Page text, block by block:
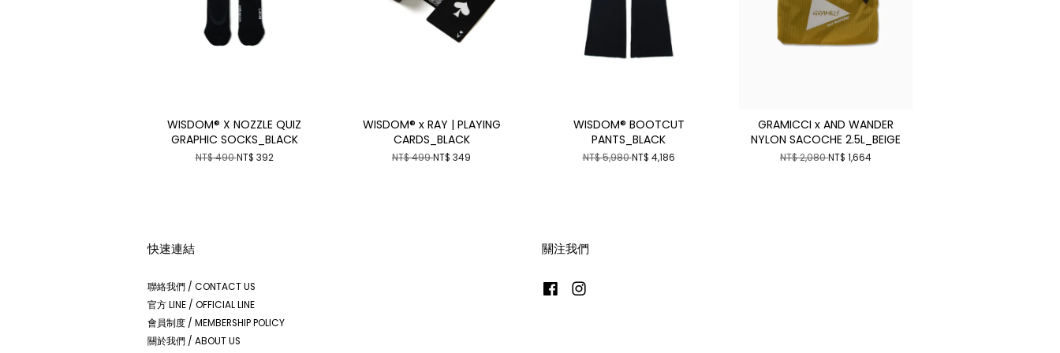
WISDOM® X NOZZLE QUIZ
GRAPHIC SOCKS_BLACK
NT$ 490NT$ 392
WISDOM® x RAY | PLAYING
CARDS_BLACK
NT$ 499NT$ 349
WISDOM® BOOTCUT
PANTS_BLACK
NT$ 5,980NT$ 4,186
GRAMICCI x AND WANDER
NYLON SACOCHE 2.5L_BEIGE
NT$ 2,080NT$ 1,664
快速連結
聯絡我們 / CONTACT US
官方 LINE / OFFICIAL LINE
會員制度 / MEMBERSHIP POLICY
關於我們 / ABOUT US
關注我們
Facebook